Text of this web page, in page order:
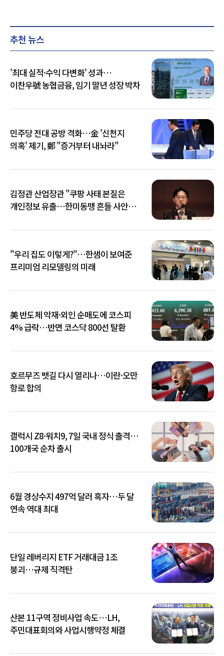
추천 뉴스
'최대 실적·수익 다변화' 성과…
이찬우號 농협금융, 임기 말년 성장 박차
민주당 전대 공방 격화…金 '신천지
의혹' 제기, 鄭 "증거부터 내놔라"
김정관 산업장관 "쿠팡 사태 본질은
개인정보 유출…한미동맹 흔들 사안
"우리 집도 이렇게?"…한샘이 보여준
프리미엄 리모델링의 미래
美 반도체 악재·외인 순매도에 코스피
4% 급락…반면 코스닥 800선 탈환
호르무즈 뱃길 다시 열리나…이란·오만
항로 합의
갤럭시 Z8·워치9, 7일 국내 정식 출격…
100개국 순차 출시
6월 경상수지 497억 달러 흑자…두 달
연속 역대 최대
단일 레버리지 ETF 거래대금 1조
붕괴…규제 직격탄
산본 11구역 정비사업 속도…LH,
주민대표회의와 사업시행약정 체결